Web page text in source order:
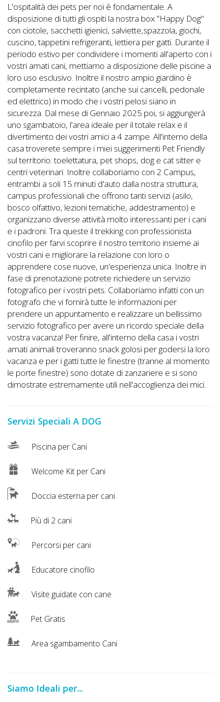
CHIEDI
CODICE
SCONTO
Video
Tutorial
Lavora
con
Noi
Inserisci
Attività
Accedi
Registrati
L'ospitalità dei pets per noi è fondamentale. A
disposizione di tutti gli ospiti la nostra box "Happy Dog"
con ciotole, sacchetti igienici, salviette,spazzola, giochi,
cuscino, tappetini refrigeranti, lettiera per gatti. Durante il
periodo estivo per condividere i momenti all'aperto con i
vostri amati cani, mettiamo a disposizione delle piscine a
loro uso esclusivo. Inoltre il nostro ampio giardino è
completamente recintato (anche sui cancelli, pedonale
ed elettrico) in modo che i vostri pelosi siano in
sicurezza. Dal mese di Gennaio 2025 poi, si aggiungerà
uno sgambatoio, l'area ideale per il totale relax e il
divertimento dei vostri amici a 4 zampe. All'interno della
casa troverete sempre i miei suggerimenti Pet Friendly
sul territorio: toelettatura, pet shops, dog e cat sitter e
centri veterinari. Inoltre collaboriamo con 2 Campus,
entrambi a soli 15 minuti d'auto dalla nostra struttura,
campus professionali che offrono tanti servizi (asilo,
bosco olfattivo, lezioni tematiche, addestramento) e
organizzano diverse attività molto interessanti per i cani
e i padroni. Tra queste il trekking con professionista
cinofilo per farvi scoprire il nostro territorio insieme ai
vostri cani e migliorare la relazione con loro o
apprendere cose nuove, un'esperienza unica. Inoltre in
fase di prenotazione potrete richiedere un servizio
fotografico per i vostri pets. Collaboriamo infatti con un
fotografo che vi fornirà tutte le informazioni per
prendere un appuntamento e realizzare un bellissimo
servizio fotografico per avere un ricordo speciale della
vostra vacanza! Per finire, all'interno della casa i vostri
amati animali troveranno snack golosi per godersi la loro
vacanza e per i gatti tutte le finestre (tranne al momento
le porte finestre) sono dotate di zanzariere e si sono
dimostrate estremamente utili nell'accoglienza dei mici.
Servizi Speciali A DOG
Piscina per Cani
Welcome Kit per Cani
Doccia esterna per cani
Più di 2 cani
Percorsi per cani
Educatore cinofilo
Visite guidate con cane
Pet Gratis
Area sgambamento Cani
Siamo Ideali per...